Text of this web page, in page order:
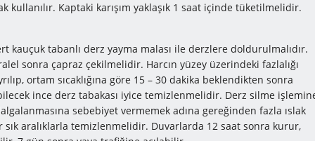
kullanılır. Kaptaki karışım yaklaşık 1 saat içinde tüketilmelidir.
kauçuk tabanlı derz yayma malası ile derzlere doldurulmalıdır.
sonra çapraz çekilmelidir. Harcın yüzey üzerindeki fazlalığı
ortam sıcaklığına göre 15 – 30 dakika beklendikten sonra
ince derz tabakası iyice temizlenmelidir. Derz silme
sebebiyet vermemek adına gereğinden fazla ıslak
aralıklarla temizlenmelidir. Duvarlarda 12 saat sonra kurur,